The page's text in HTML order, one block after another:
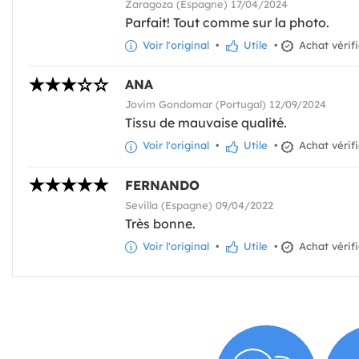
Zaragoza (Espagne) 17/04/2024
Parfait! Tout comme sur la photo.
Voir l'original • Utile • Achat
ANA
Jovim Gondomar (Portugal) 12/09/2024
Tissu de mauvaise qualité.
Voir l'original • Utile • Achat
FERNANDO
Sevilla (Espagne) 09/04/2022
Très bonne.
Voir l'original • Utile • Achat